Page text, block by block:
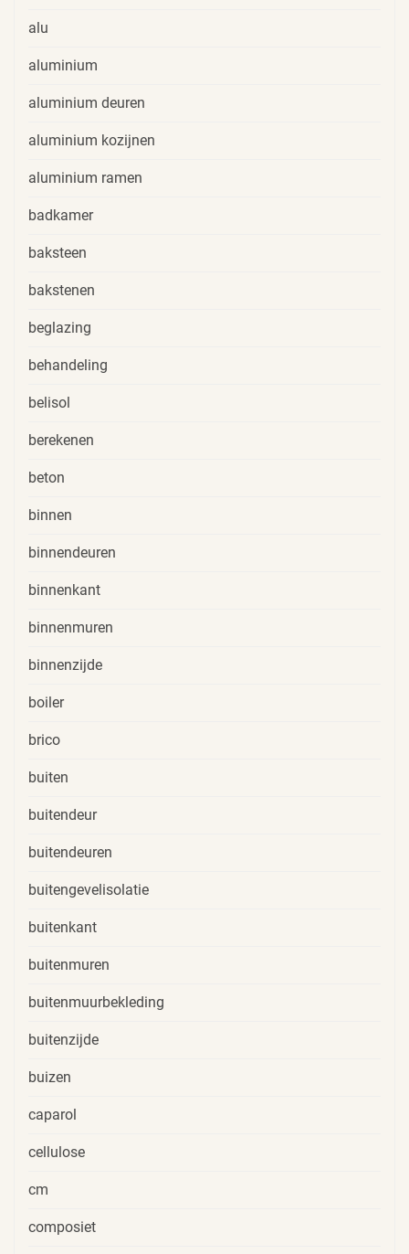
alu
aluminium
aluminium deuren
aluminium kozijnen
aluminium ramen
badkamer
baksteen
bakstenen
beglazing
behandeling
belisol
berekenen
beton
binnen
binnendeuren
binnenkant
binnenmuren
binnenzijde
boiler
brico
buiten
buitendeur
buitendeuren
buitengevelisolatie
buitenkant
buitenmuren
buitenmuurbekleding
buitenzijde
buizen
caparol
cellulose
cm
composiet